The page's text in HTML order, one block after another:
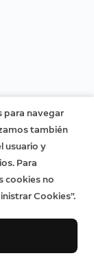
para navegar
también
usuario y
Para
cookies no
Cookies”.